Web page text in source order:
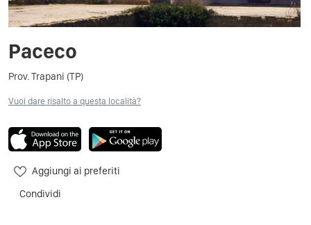
Paceco
Prov. Trapani (TP)
Vuoi dare risalto a questa località?
Aggiungi ai preferiti
Condividi